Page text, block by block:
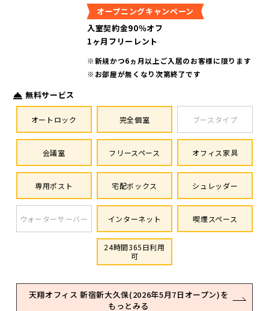
オープニングキャンペーン
入室契約金90％オフ
1ヶ月フリーレント
※新規かつ6ヵ月以上ご入居のお客様に限ります
※お部屋が無くなり次第終了です
無料サービス
オートロック 完全個室 ブースタイプ
会議室 フリースペース オフィス家具
専用ポスト 宅配ボックス シュレッダー
ウォーターサーバー インターネット 喫煙スペース
24時間365日利用
可
天翔オフィス 新宿新大久保(2026年5月7日オープン)を
もっとみる